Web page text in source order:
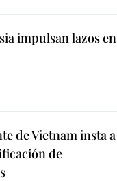
impulsan lazos en
de Vietnam insta a
de